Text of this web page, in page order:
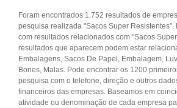
Foram encontrados 1.752 resultados de
pesquisa realizada "Sacos Super Resistentes".
com resultados relacionados com "Sacos
resultados que aparecem podem estar
Embalagens, Sacos De Papel, Embalagem,
Bones, Malas. Pode encontrar os 1200
pesquisa com o telefone, direção e outros
financeiros das empresas. Baseamos em
atividade ou denominação de cada empresa